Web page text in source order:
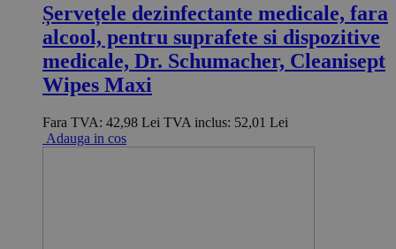
Șervețele dezinfectante medicale, fara
alcool, pentru suprafete si dispozitive
medicale, Dr. Schumacher, Cleanisept
Wipes Maxi
Fara TVA: 42,98 Lei TVA inclus: 52,01 Lei
Adauga in cos